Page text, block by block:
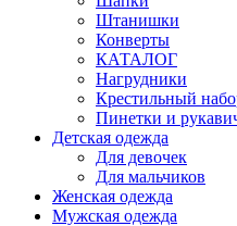
Штанишки
Конверты
КАТАЛОГ
Нагрудники
Крестильный
Пинетки и
Детская одежда
Для девочек
Для мальчиков
Женская одежда
Мужская одежда